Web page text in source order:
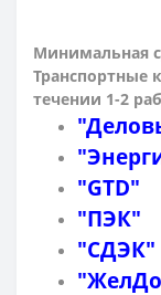
Минимальная
Транспортные
течении 1-2
"GTD"
"ПЭК"
"СДЭК"